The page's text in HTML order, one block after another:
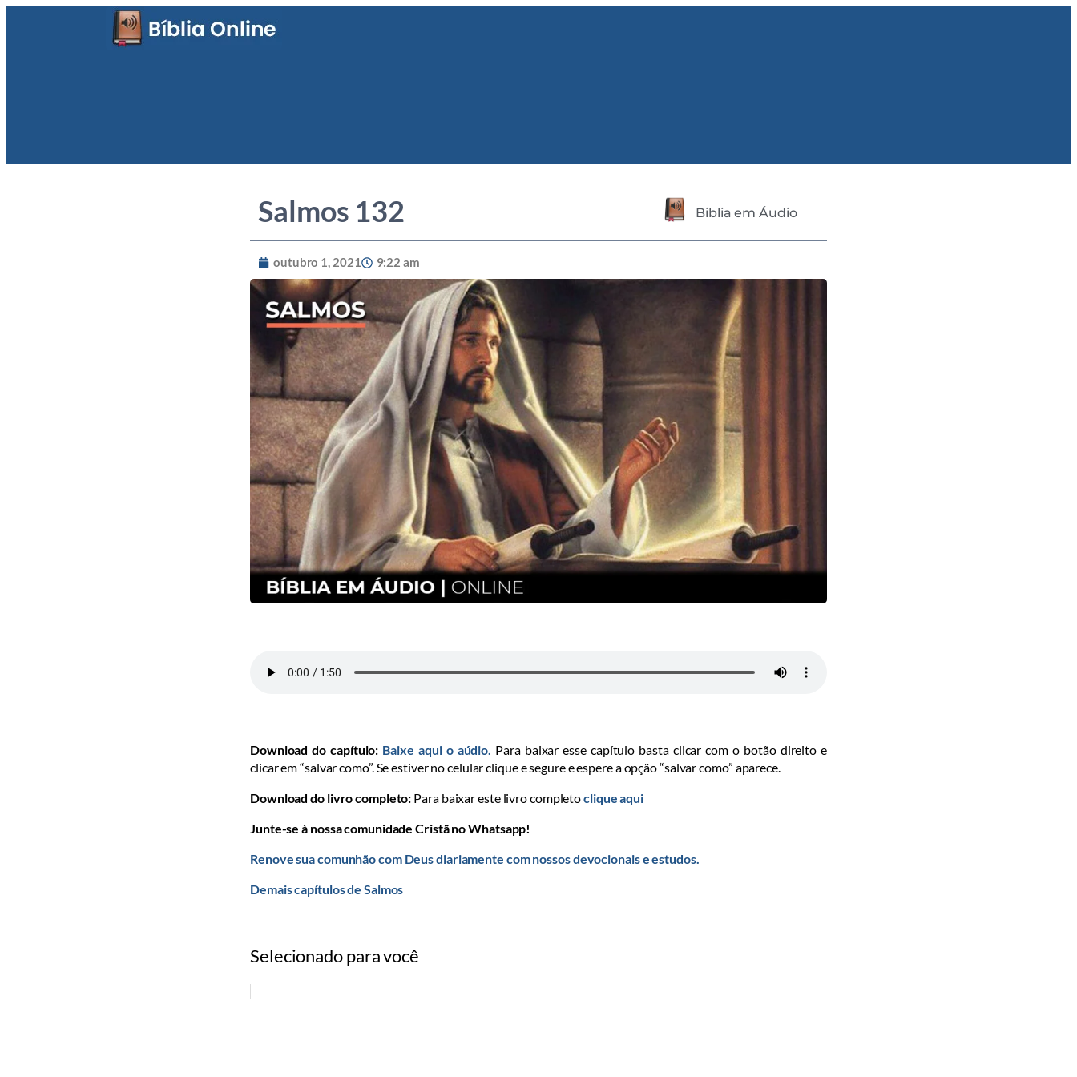
Salmos 132 Biblia em Áudio
outubro 1, 2021 9:22 am
Download do capítulo: Baixe aqui o aúdio. Para baixar esse capítulo basta clicar com o botão direito e
clicar em “salvar como”. Se estiver no celular clique e segure e espere a opção “salvar como” aparece.
Download do livro completo: Para baixar este livro completoclique aqui
Junte-se à nossa comunidade Cristã no Whatsapp!
Renove sua comunhão com Deus diariamente com nossos devocionais e estudos.
Demais capítulos de Salmos
Selecionado para você